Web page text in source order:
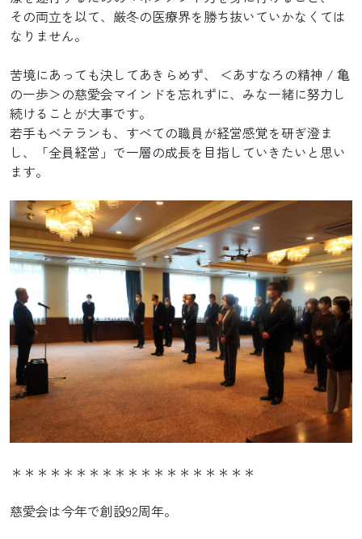
その両立を以て、厳冬の医療界を勝ち抜いていかなくては
なりません。
苦境にあっても決してあきらめず、 ＜あすなろの精神 / 亀
の一歩＞の慈愛会マインドを忘れずに、みな一緒に努力し
続けることが大事です。
若手もベテランも、すべての職員が経営感覚を研ぎ澄ま
し、「全員経営」で一層の成長を目指していきたいと思い
ます。
＊＊＊＊＊＊＊＊＊＊＊＊＊＊＊＊＊＊＊
慈愛会は今年で創設92周年。